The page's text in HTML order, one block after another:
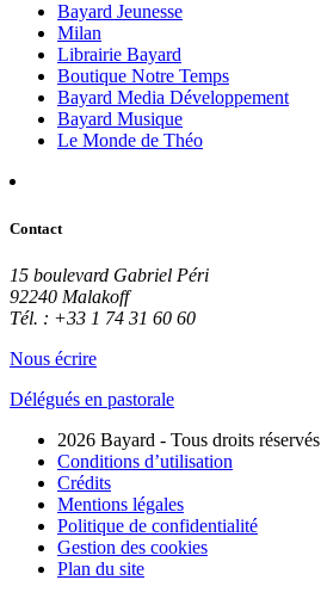
Bayard Jeunesse
Milan
Librairie Bayard
Boutique Notre Temps
Bayard Media Développement
Bayard Musique
Le Monde de Théo
Contact
15 boulevard Gabriel Péri
92240 Malakoff
Tél. : +33 1 74 31 60 60
Nous écrire
Délégués en pastorale
2026 Bayard - Tous droits réservés
Conditions d’utilisation
Crédits
Mentions légales
Politique de confidentialité
Gestion des cookies
Plan du site